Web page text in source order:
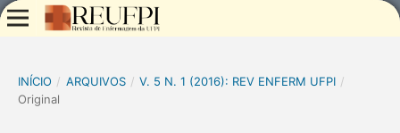
INÍCIO / ARQUIVOS / V. 5 N. 1 (2016): REV ENFERM UFPI /
Original